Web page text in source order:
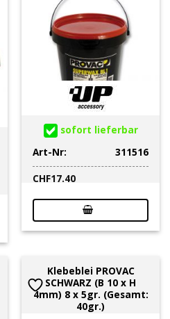
sofort lieferbar
Art-Nr:
311516
CHF17.40
Klebeblei PROVAC
SCHWARZ (B 10 x H
4mm) 8 x 5gr. (Gesamt:
40gr.)